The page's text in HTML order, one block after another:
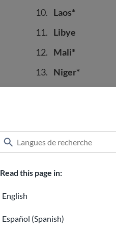
Read this page in:
English
Español (Spanish)
Laos*
Libye
Mali*
Niger*
Somalie
Soudan du Sud*
Soudan